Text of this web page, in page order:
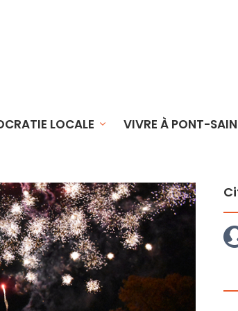
LOCALE VIVRE À PONT-